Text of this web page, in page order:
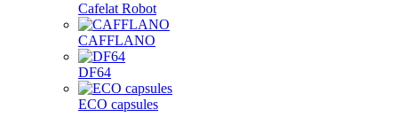
Cafelat Robot
CAFFLANO
DF64
ECO capsules